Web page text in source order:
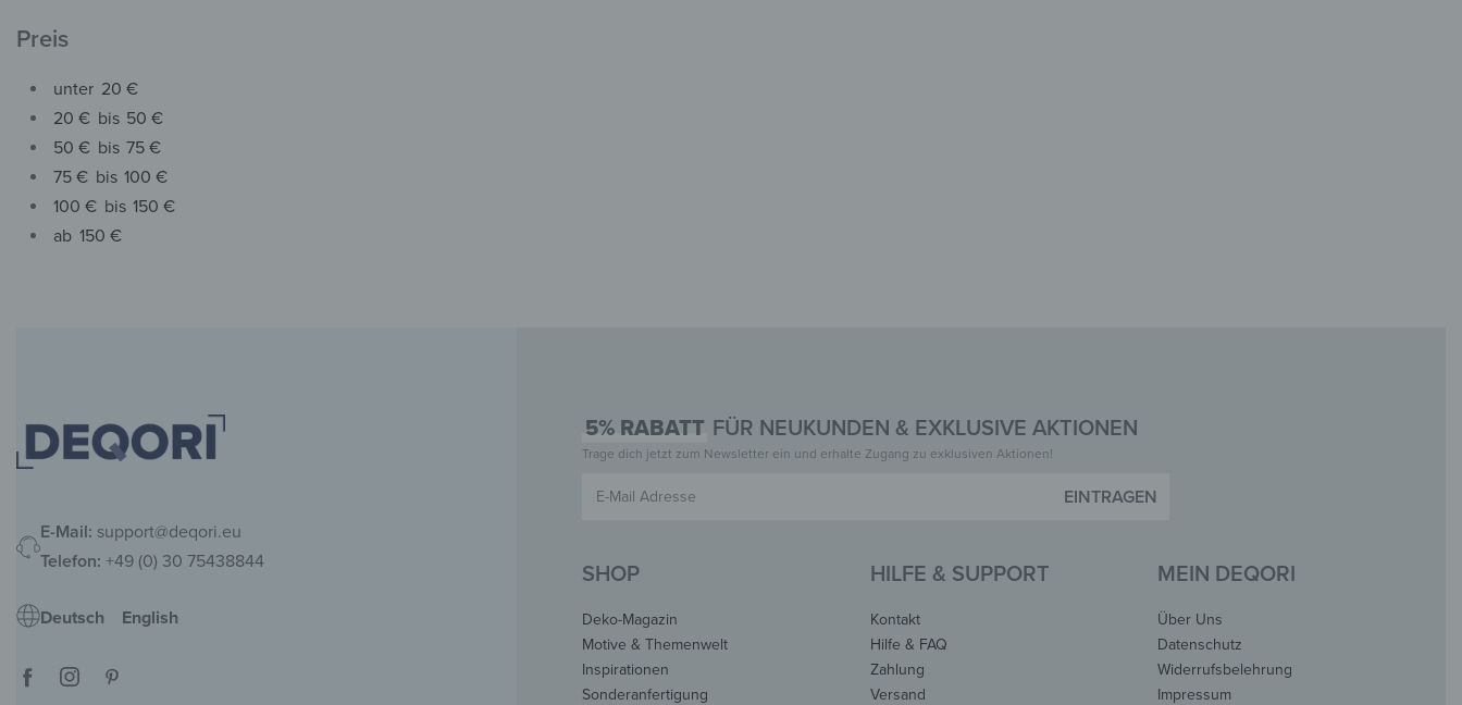
Preis
unter 20 €
20 € bis 50 €
50 € bis 75 €
75 € bis 100 €
100 € bis 150 €
ab 150 €
E-Mail: support@deqori.eu
Telefon: +49 (0) 30 75438844
Deutsch English
5% RABATT FÜR NEUKUNDEN & EXKLUSIVE AKTIONEN
Trage dich jetzt zum Newsletter ein und erhalte Zugang zu exklusiven Aktionen!
SHOP
Deko-Magazin
Motive & Themenwelt
Inspirationen
Sonderanfertigung
HILFE & SUPPORT
Kontakt
Hilfe & FAQ
Zahlung
Versand
MEIN DEQORI
Über Uns
Datenschutz
Widerrufsbelehrung
Impressum
insta.